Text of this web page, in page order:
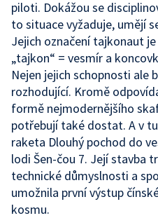
piloti. Dokážou se
to situace vyžaduje, umějí
Jejich označení tajkonaut
„tajkon“ = vesmír a
Nejen jejich schopnosti ale
rozhodující. Kromě
formě nejmodernějšího
potřebují také dostat. A v
raketa Dlouhý pochod do
lodi Šen-čou 7. Její stavba
technické důmyslnosti a
umožnila první výstup
kosmu.